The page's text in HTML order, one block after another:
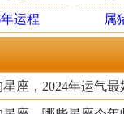
运程
属
座，2024年运气最